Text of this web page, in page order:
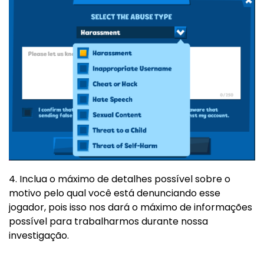
4. Inclua o máximo de detalhes possível sobre o
motivo pelo qual você está denunciando esse
jogador, pois isso nos dará o máximo de informações
possível para trabalharmos durante nossa
investigação.